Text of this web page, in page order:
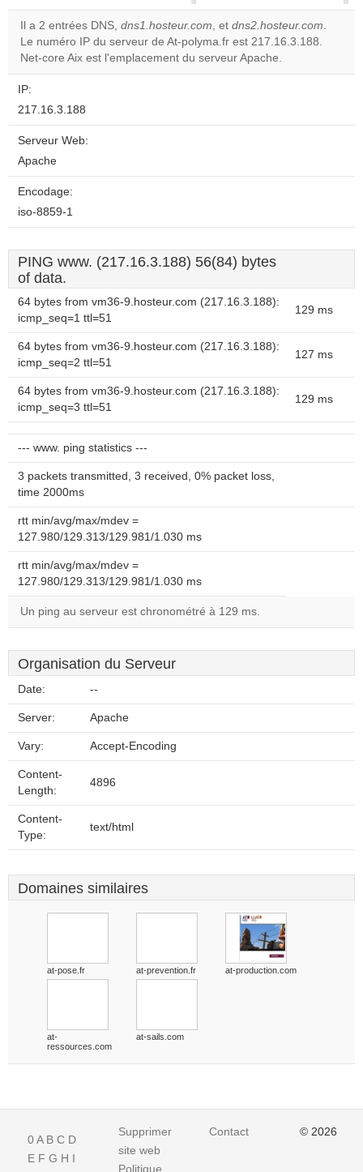
correctly.
Do you
own this
Il a 2 entrées DNS, dns1.hosteur.com, et dns2.hosteur.com.
Le numéro IP du serveur de At-polyma.fr est 217.16.3.188.
Net-core Aix est l'emplacement du serveur Apache.
IP:
217.16.3.188
Serveur Web:
Apache
Encodage:
iso-8859-1
PING www. (217.16.3.188) 56(84) bytes
of data.
64 bytes from vm36-9.hosteur.com (217.16.3.188):
icmp_seq=1 ttl=51
129 ms
64 bytes from vm36-9.hosteur.com (217.16.3.188):
icmp_seq=2 ttl=51
127 ms
64 bytes from vm36-9.hosteur.com (217.16.3.188):
icmp_seq=3 ttl=51
129 ms
--- www. ping statistics ---
3 packets transmitted, 3 received, 0% packet loss,
time 2000ms
rtt min/avg/max/mdev =
127.980/129.313/129.981/1.030 ms
rtt min/avg/max/mdev =
127.980/129.313/129.981/1.030 ms
Un ping au serveur est chronométré à 129 ms.
Organisation du Serveur
Date: --
Server: Apache
Vary: Accept-Encoding
Content-
Length:
4896
Content-
Type:
text/html
Domaines similaires
at-pose.fr at-prevention.fr at-production.com
at-
ressources.com
at-sails.com
0A B C D
E F G H I
Supprimer
site web
Politique
Contact © 2026